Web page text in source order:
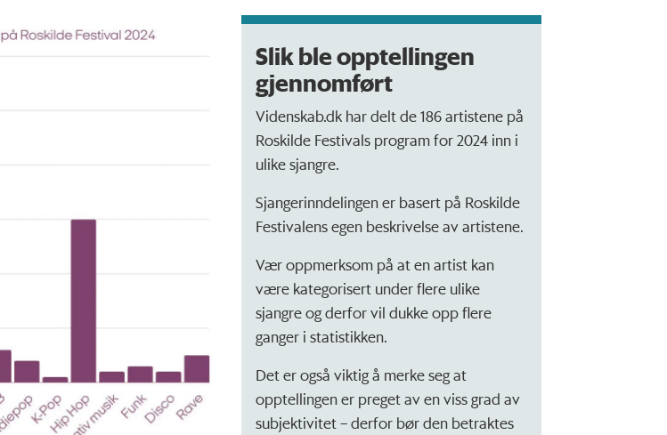
Slik ble opptellingen
gjennomført
Videnskab.dk har delt de 186 artistene på
Roskilde Festivals program for 2024 inn i
ulike sjangre.
Sjangerinndelingen er basert på Roskilde
Festivalens egen beskrivelse av artistene.
Vær oppmerksom på at en artist kan
være kategorisert under flere ulike
sjangre og derfor vil dukke opp flere
ganger i statistikken.
Det er også viktig å merke seg at
opptellingen er preget av en viss grad av
subjektivitet – derfor bør den betraktes